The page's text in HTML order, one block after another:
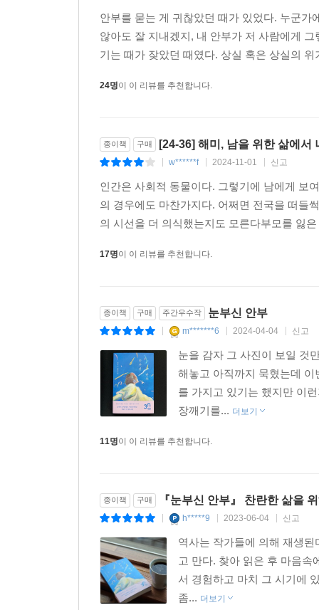
안부를 묻는 게 귀찮았던 때가 있었다. 누군
않아도 잘 지내겠지, 내 안부가 저 사람에게
기는 때가 잦았던 때였다. 상실 혹은 상실의
24명이 이 리뷰를 추천합니다.
종이책 구매 [24-36] 해미, 남을 위한 삶에서
w******f 2024-11-01 신고
인간은 사회적 동물이다. 그렇기에 남에게 보
의 경우에도 마찬가지다. 어쩌면 전국을 떠들
의 시선을 더 의식했는지도 모른다부모를 잃
17명이 이 리뷰를 추천합니다.
종이책 구매 주간우수작 눈부신 안부
m*******6 2024-04-04 신고
눈을 감자 그 사진이 보일 것
해놓고 아직까지 묵혔는데
를 가지고 있기는 했지만 이
장깨기를... 더보기
11명이 이 리뷰를 추천합니다.
종이책 구매 『눈부신 안부』 찬란한 삶을
h*****9 2023-06-04 신고
역사는 작가들에 의해 재생
고 만다. 찾아 읽은 후 마음속
서 경험하고 마치 그 시기에
좀... 더보기